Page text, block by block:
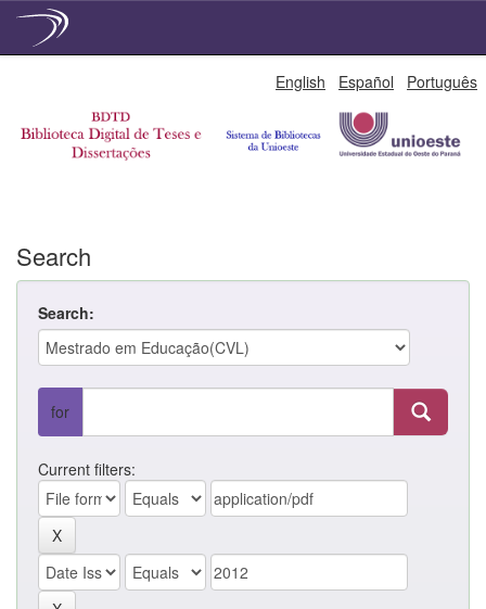
English Español Português
Search
Search:
for
Current filters: